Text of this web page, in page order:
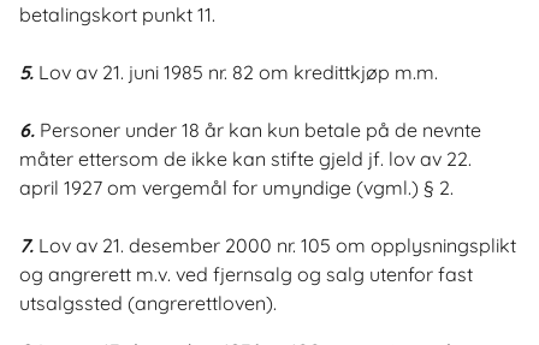
betalingskort punkt 11.
5. Lov av 21. juni 1985 nr. 82 om kredittkjøp m.m.
6. Personer under 18 år kan kun betale på de nevnte
måter ettersom de ikke kan stifte gjeld jf. lov av 22.
april 1927 om vergemål for umyndige (vgml.) § 2.
7. Lov av 21. desember 2000 nr. 105 om opplysningsplikt
og angrerett m.v. ved fjernsalg og salg utenfor fast
utsalgssted (angrerettloven).